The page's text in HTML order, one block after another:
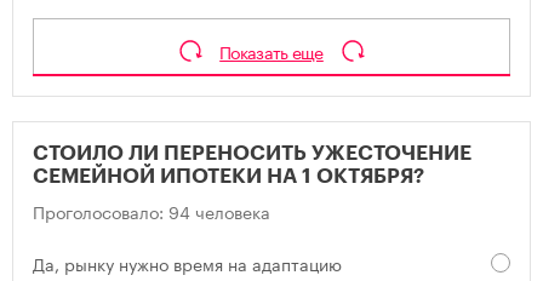
Показать еще
СТОИЛО ЛИ ПЕРЕНОСИТЬ УЖЕСТОЧЕНИЕ
СЕМЕЙНОЙ ИПОТЕКИ НА 1 ОКТЯБРЯ?
Проголосовало: 94 человека
Да, рынку нужно время на адаптацию